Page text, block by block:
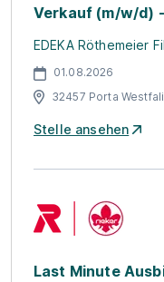
Verkauf (m/w/d)
EDEKA Röthemeier
01.08.2026
32457 Porta
Stelle ansehen
Last Minute